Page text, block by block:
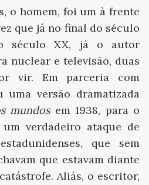
o homem, foi um à frente
que já no final do século
século XX, já o autor
nuclear e televisão, duas
vir. Em parceria com
uma versão dramatizada
mundosem 1938, para o
verdadeiro ataque de
que sem
que estavam diante
Aliás, o escritor,